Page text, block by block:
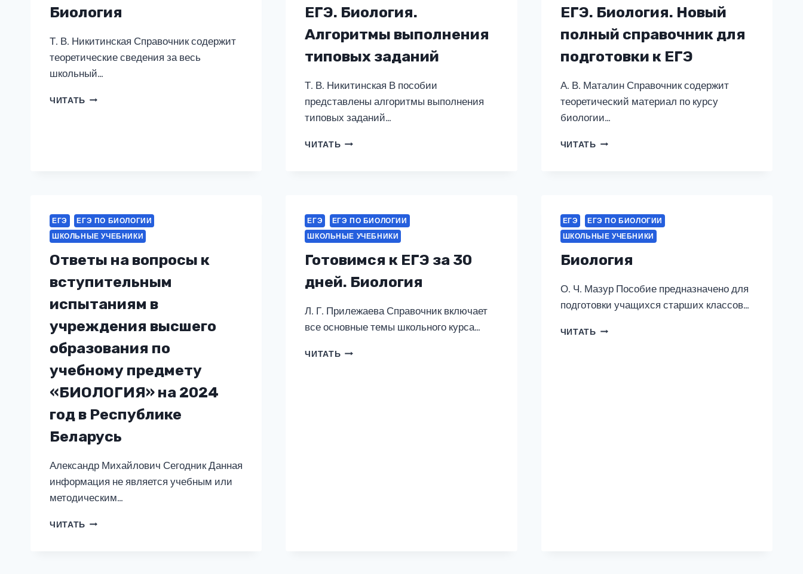
ТРЕНИРОВОЧНЫЕ
ЗАДАНИЯ
Биология
Т. В. Никитинская Справочник содержит
теоретические сведения за весь
школьный…
ЧИТАТЬ БИОЛОГИЯ
ЕГЭ. Биология.
Алгоритмы выполнения
типовых заданий
Т. В. Никитинская В пособии
представлены алгоритмы выполнения
типовых заданий…
ЧИТАТЬ ЕГЭ.
ЕГЭ. Биология. Новый
полный справочник для
подготовки к ЕГЭ
А. В. Маталин Справочник содержит
теоретический материал по курсу
биологии…
ЧИТАТЬ ЕГЭ.
ПОДГОТОВКИ
К
ЕГЭ
ЕГЭ
ЕГЭ ПО БИОЛОГИИ
ШКОЛЬНЫЕ УЧЕБНИКИ
Ответы на вопросы к
вступительным
испытаниям в
учреждения высшего
образования по
учебному предмету
«БИОЛОГИЯ» на 2024
год в Республике
Беларусь
Александр Михайлович Сегодник Данная
информация не является учебным или
методическим…
ЧИТАТЬ ОТВЕТЫ
ЕГЭ
ЕГЭ ПО БИОЛОГИИ
ШКОЛЬНЫЕ УЧЕБНИКИ
Готовимся к ЕГЭ за 30
дней. Биология
Л. Г. Прилежаева Справочник включает
все основные темы школьного курса…
ЧИТАТЬ ГОТОВИМСЯ
ЕГЭ
ЕГЭ ПО БИОЛОГИИ
ШКОЛЬНЫЕ УЧЕБНИКИ
Биология
О. Ч. Мазур Пособие предназначено для
подготовки учащихся старших классов…
ЧИТАТЬ БИОЛОГИЯ